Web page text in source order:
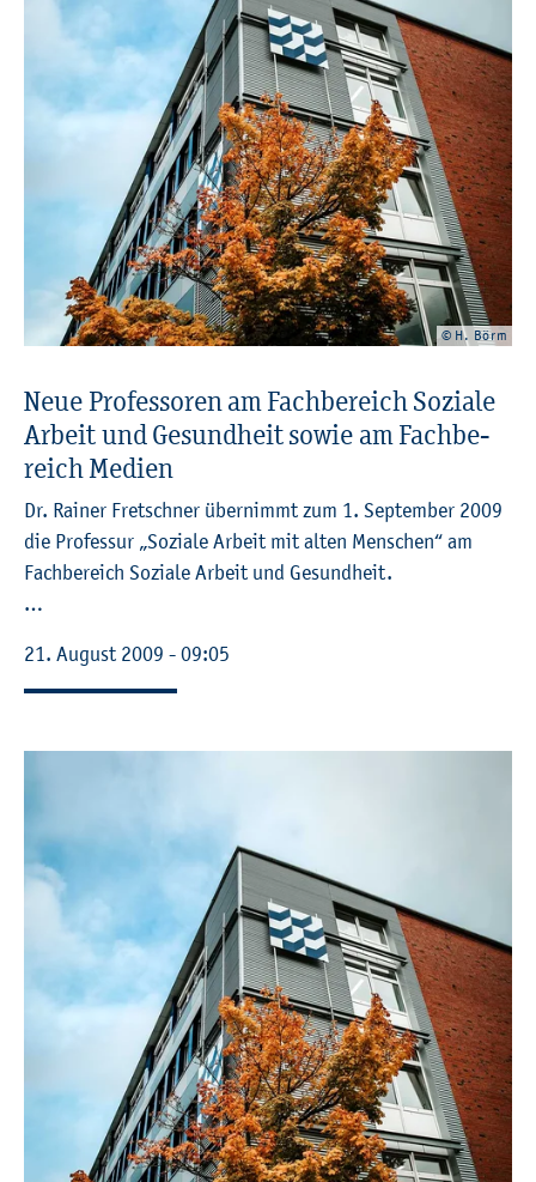
© H. Börm
Neue Pro­fes­so­ren am Fach­be­reich So­zia­le
Ar­beit und Ge­sund­heit sowie am Fach­be­
reich Me­di­en
Dr. Rai­ner Fret­sch­ner über­nimmt zum 1. Sep­tem­ber 2009
die Pro­fes­sur „So­zia­le Ar­beit mit alten Men­schen“ am
Fach­be­reich So­zia­le Ar­beit und Ge­sund­heit.
…
21. Au­gust 2009 - 09:05